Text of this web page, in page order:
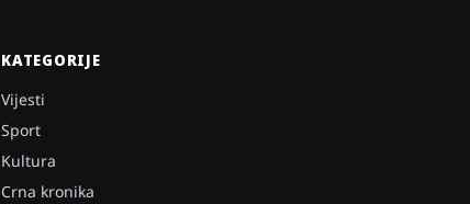
KATEGORIJE
Vijesti
Sport
Kultura
Crna kronika